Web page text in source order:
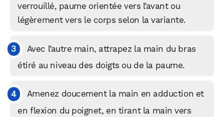
verrouillé, paume orientée vers l’avant ou
légèrement vers le corps selon la variante.​
Avec l’autre main, attrapez la main du bras
étiré au niveau des doigts ou de la paume.
Amenez doucement la main en adduction et
en flexion du poignet, en tirant la main vers